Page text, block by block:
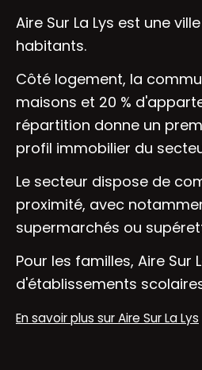
Aire Sur La Lys est une
habitants.
Côté logement, la
maisons et 20 %
répartition donne un
profil immobilier du
Le secteur dispose de
proximité, avec
supermarchés ou
Pour les familles, Aire Sur
d'établissements
En savoir plus sur Aire Sur La Lys